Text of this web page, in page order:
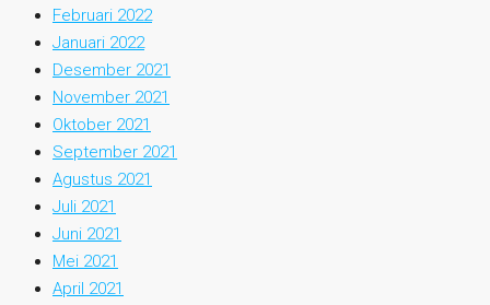
Februari 2022
Januari 2022
Desember 2021
November 2021
Oktober 2021
September 2021
Agustus 2021
Juli 2021
Juni 2021
Mei 2021
April 2021